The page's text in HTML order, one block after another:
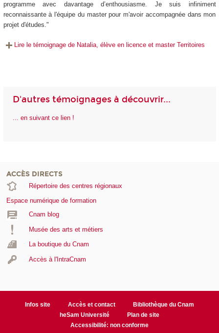
programme avec davantage d’enthousiasme. Je suis infiniment
reconnaissante à l'équipe du master pour m'avoir accompagnée dans mon
projet d'études."
Lire le témoignage de Natalia, élève en licence et master Territoires
D'autres témoignages à découvrir...
... en suivant ce lien !
ACCÈS DIRECTS
Répertoire des centres régionaux
Espace numérique de formation
Cnam blog
Musée des arts et métiers
La boutique du Cnam
Accès à l'IntraCnam
Infos site Accès et contact
Bibliothèque du Cnam
heSam Université
Plan de site
Accessibilité: non conforme